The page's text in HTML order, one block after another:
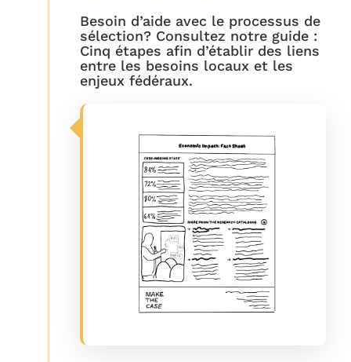
Besoin d’aide avec le processus de
sélection? Consultez notre guide :
Cinq étapes afin d’établir des liens
entre les besoins locaux et les
enjeux fédéraux.